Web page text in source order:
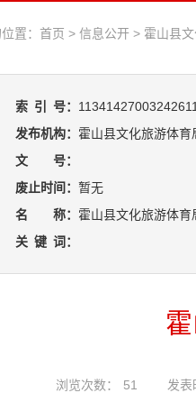
置： 首页 > 信息公开 > 霍山县
索 引 号：
发布机构： 霍山县文化旅游体育
文 号：
废止时间： 暂无
名 称： 霍山县文化旅游体
关 键 词：
浏览次数： 51 发